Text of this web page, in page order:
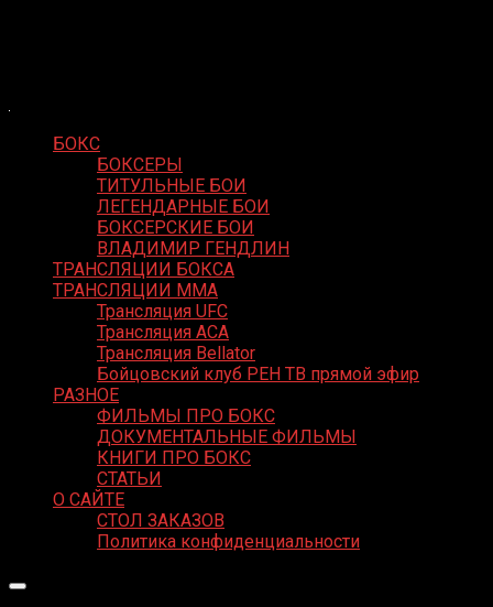
БОКС
БОКСЕРЫ
ТИТУЛЬНЫЕ БОИ
ЛЕГЕНДАРНЫЕ БОИ
БОКСЕРСКИЕ БОИ
ВЛАДИМИР ГЕНДЛИН
ТРАНСЛЯЦИИ БОКСА
ТРАНСЛЯЦИИ MMA
Трансляция UFC
Трансляция ACA
Трансляция Bellator
Бойцовский клуб РЕН ТВ прямой эфир
РАЗНОЕ
ФИЛЬМЫ ПРО БОКС
ДОКУМЕНТАЛЬНЫЕ ФИЛЬМЫ
КНИГИ ПРО БОКС
СТАТЬИ
О САЙТЕ
СТОЛ ЗАКАЗОВ
Политика конфиденциальности